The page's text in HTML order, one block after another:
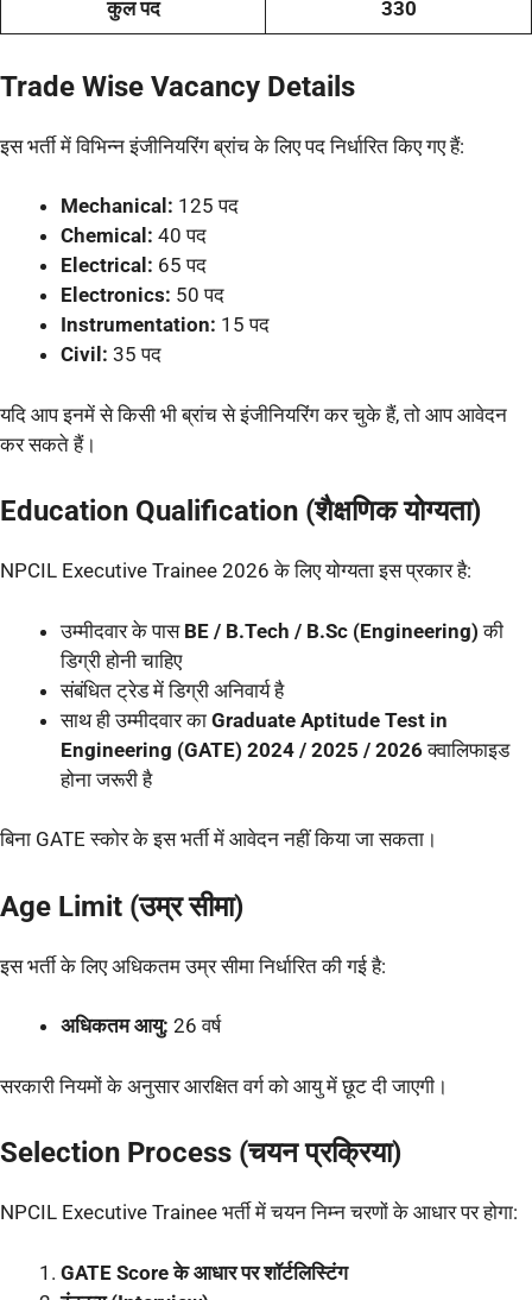
कुल पद 330
Trade Wise Vacancy Details
इस भर्ती में विभिन्न इंजीनियरिंग ब्रांच के लिए पद निर्धारित किए गए हैं:
Mechanical: 125 पद
Chemical: 40 पद
Electrical: 65 पद
Electronics: 50 पद
Instrumentation: 15 पद
Civil: 35 पद
यदि आप इनमें से किसी भी ब्रांच से इंजीनियरिंग कर चुके हैं, तो आप आवेदन
कर सकते हैं।
Education Qualification (शैक्षणिक योग्यता)
NPCIL Executive Trainee 2026 के लिए योग्यता इस प्रकार है:
उम्मीदवार के पास BE / B.Tech / B.Sc (Engineering) की
डिग्री होनी चाहिए
संबंधित ट्रेड में डिग्री अनिवार्य है
साथ ही उम्मीदवार का Graduate Aptitude Test in
Engineering (GATE) 2024 / 2025 / 2026क्वालिफाइड
होना जरूरी है
बिना GATE स्कोर के इस भर्ती में आवेदन नहीं किया जा सकता।
Age Limit (उम्र सीमा)
इस भर्ती के लिए अधिकतम उम्र सीमा निर्धारित की गई है:
अधिकतम आयु: 26 वर्ष
सरकारी नियमों के अनुसार आरक्षित वर्ग को आयु में छूट दी जाएगी।
Selection Process (चयन प्रक्रिया)
NPCIL Executive Trainee भर्ती में चयन निम्न चरणों के आधार पर होगा:
GATE Score के आधार पर शॉर्टलिस्टिंग